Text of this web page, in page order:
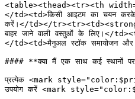
<table><thead><tr><th
</td><td>किसी आइटम का चयन
करें।</td></
बाहर जाने वाली वस्तुओं के लिए।</
</td><td>मैनुअल स्टॉक समायोजन
#### **क्या मैं एक साथ कई स्थानों
प्रत्येक <mark
उपयोग करें <mark